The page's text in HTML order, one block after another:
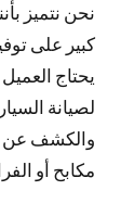
نحن نتميز
كبير على
يحتاج
لصيانة
والكشف عن
مكابح أو